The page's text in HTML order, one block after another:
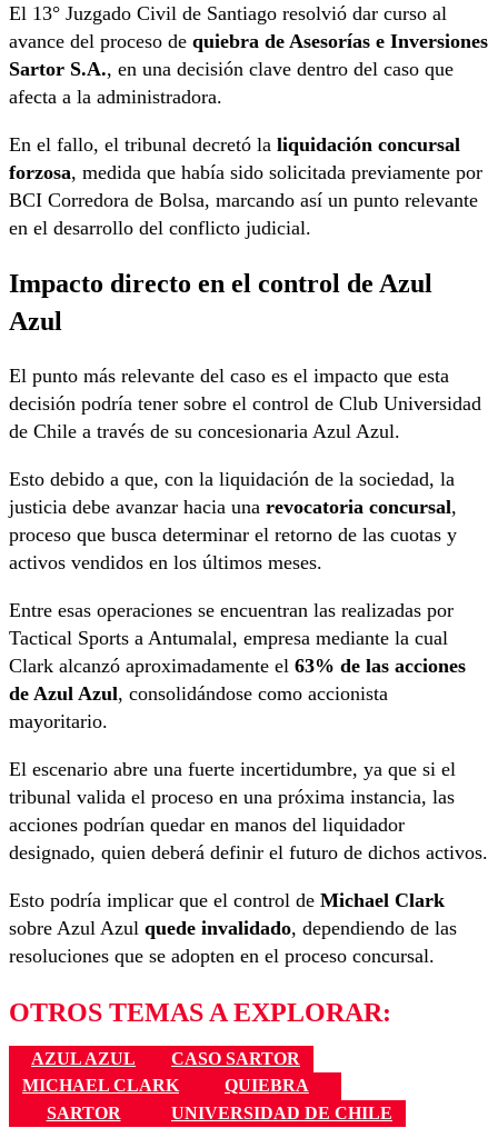
El 13° Juzgado Civil de Santiago resolvió dar curso al
avance del proceso de quiebra de Asesorías e Inversiones
Sartor S.A., en una decisión clave dentro del caso que
afecta a la administradora.
En el fallo, el tribunal decretó la liquidación concursal
forzosa, medida que había sido solicitada previamente por
BCI Corredora de Bolsa, marcando así un punto relevante
en el desarrollo del conflicto judicial.
Impacto directo en el control de Azul
Azul
El punto más relevante del caso es el impacto que esta
decisión podría tener sobre el control de Club Universidad
de Chile a través de su concesionaria Azul Azul.
Esto debido a que, con la liquidación de la sociedad, la
justicia debe avanzar hacia una revocatoria concursal,
proceso que busca determinar el retorno de las cuotas y
activos vendidos en los últimos meses.
Entre esas operaciones se encuentran las realizadas por
Tactical Sports a Antumalal, empresa mediante la cual
Clark alcanzó aproximadamente el 63% de las acciones
de Azul Azul, consolidándose como accionista
mayoritario.
El escenario abre una fuerte incertidumbre, ya que si el
tribunal valida el proceso en una próxima instancia, las
acciones podrían quedar en manos del liquidador
designado, quien deberá definir el futuro de dichos activos.
Esto podría implicar que el control de Michael Clark
sobre Azul Azul quede invalidado, dependiendo de las
resoluciones que se adopten en el proceso concursal.
OTROS TEMAS A EXPLORAR:
AZUL AZUL
CASO SARTOR
MICHAEL CLARK
QUIEBRA
SARTOR
UNIVERSIDAD DE CHILE